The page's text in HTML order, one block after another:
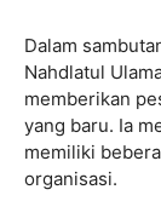
Dalam
Nahdlatul
memberikan
yang baru. Ia
memiliki
organisasi.